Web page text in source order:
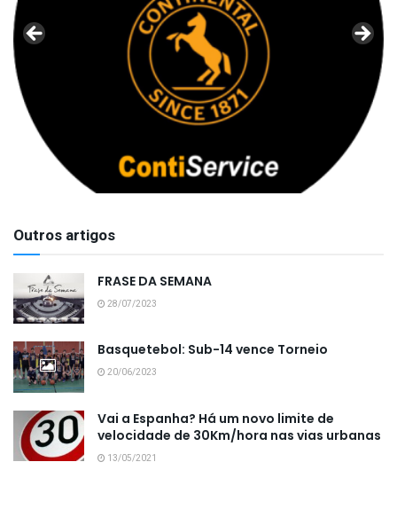
Outros artigos
FRASE DA SEMANA
28/07/2023
Basquetebol: Sub-14 vence Torneio
20/06/2023
Vai a Espanha? Há um novo limite de
velocidade de 30Km/hora nas vias urbanas
13/05/2021